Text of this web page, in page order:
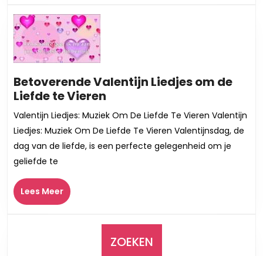
Betoverende Valentijn Liedjes om de
Liefde te Vieren
Valentijn
Liedjes
om
de
Valentijn Liedjes: Muziek Om De Liefde Te Vieren Valentijn
Liedjes: Muziek Om De Liefde Te Vieren Valentijnsdag, de
dag van de liefde, is een perfecte gelegenheid om je
geliefde te
Lees MeerLees
Meer
ZOEKEN